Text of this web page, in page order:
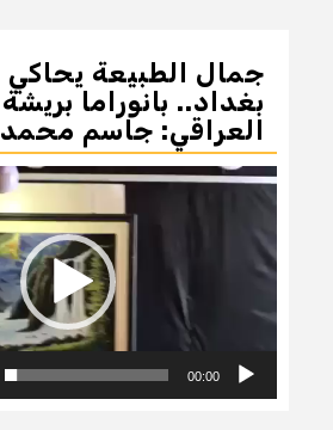
جمال الطبيعة يحاكي
بغداد.. بانوراما
العراقي: جاسم محمد
مشغل
00:00